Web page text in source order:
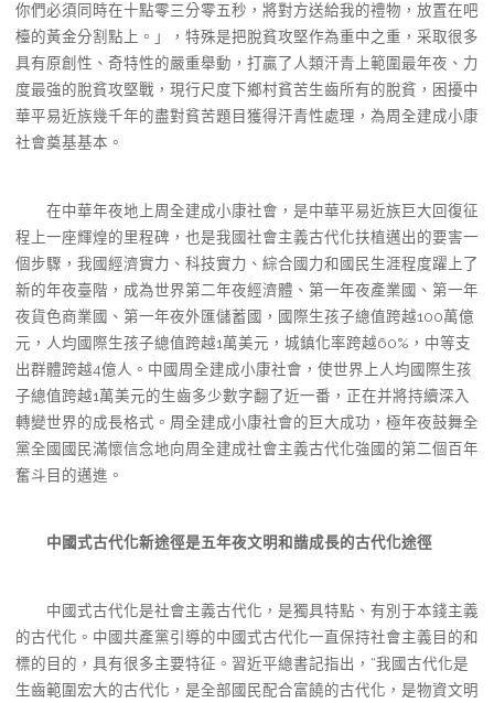
你們必須同時在十點零三分零五秒，將對方送給我的禮物，放置在吧
檯的黃金分割點上。」，特殊是把脫貧攻堅作為重中之重，采取很多
具有原創性、奇特性的嚴重舉動，打贏了人類汗青上範圍最年夜、力
度最強的脫貧攻堅戰，現行尺度下鄉村貧苦生齒所有的脫貧，困擾中
華平易近族幾千年的盡對貧苦題目獲得汗青性處理，為周全建成小康
社會奠基基本。
在中華年夜地上周全建成小康社會，是中華平易近族巨大回復征
程上一座輝煌的里程碑，也是我國社會主義古代化扶植邁出的要害一
個步驟，我國經濟實力、科技實力、綜合國力和國民生涯程度躍上了
新的年夜臺階，成為世界第二年夜經濟體、第一年夜產業國、第一年
夜貨色商業國、第一年夜外匯儲蓄國，國際生孩子總值跨越100萬億
元，人均國際生孩子總值跨越1萬美元，城鎮化率跨越60%，中等支
出群體跨越4億人。中國周全建成小康社會，使世界上人均國際生孩
子總值跨越1萬美元的生齒多少數字翻了近一番，正在并將持續深入
轉變世界的成長格式。周全建成小康社會的巨大成功，極年夜鼓舞全
黨全國國民滿懷信念地向周全建成社會主義古代化強國的第二個百年
奮斗目的邁進。
中國式古代化新途徑是五年夜文明和諧成長的古代化途徑
中國式古代化是社會主義古代化，是獨具特點、有別于本錢主義
的古代化。中國共產黨引導的中國式古代化一直保持社會主義目的和
標的目的，具有很多主要特征。習近平總書記指出，“我國古代化是
生齒範圍宏大的古代化，是全部國民配合富饒的古代化，是物資文明